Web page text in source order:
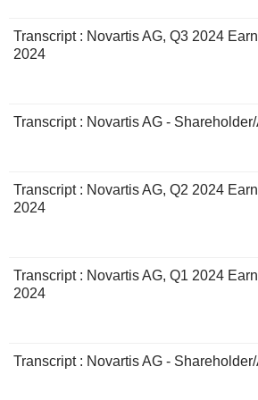
Transcript : Novartis AG, Q3 2024
2024
Transcript : Novartis AG - Shareholder/
Transcript : Novartis AG, Q2 2024
2024
Transcript : Novartis AG, Q1 2024
2024
Transcript : Novartis AG - Shareholder/